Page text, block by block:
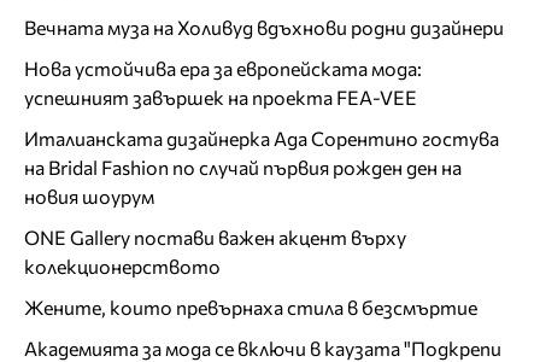
Вечната муза на Холивуд вдъхнови родни дизайнери
Нова устойчива ера за европейската мода:
успешният завършек на проекта FEA-VEE
Италианската дизайнерка Ада Сорентино гостува
на Bridal Fashion по случай първия рожден ден на
новия шоурум
ONE Gallery постави важен акцент върху
колекционерството
Жените, които превърнаха стила в безсмъртие
Академията за мода се включи в каузата "Подкрепи